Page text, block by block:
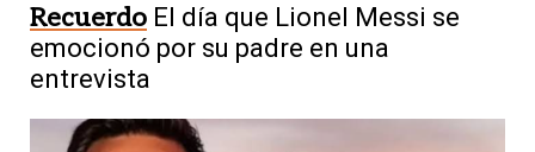
Recuerdo El día que Lionel Messi se
emocionó por su padre en una
entrevista